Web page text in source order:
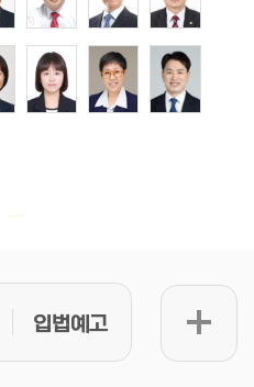
입법예고